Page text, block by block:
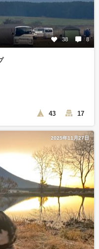
38 8
43 17
2025年11月27日